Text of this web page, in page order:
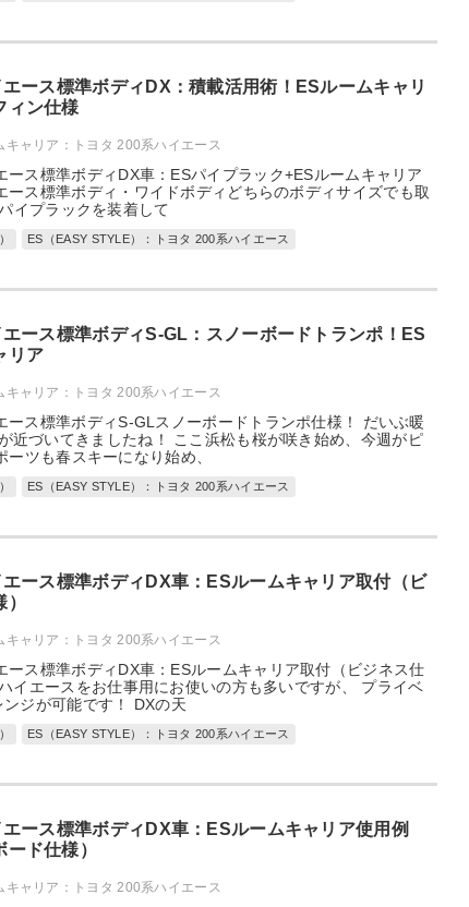
ース標準ボディDX：積載活用術！ESルームキャリ
ィン仕様
キャリア：トヨタ 200系ハイエース
ース標準ボディDX車：ESパイプラック+ESルームキャリア
ース標準ボディ・ワイドボディどちらのボディサイズでも取
イプラックを装着して
ES（EASY STYLE）：トヨタ 200系ハイエース
ース標準ボディS-GL：スノーボードトランポ！ES
リア
キャリア：トヨタ 200系ハイエース
ース標準ボディS-GLスノーボードトランポ仕様！ だいぶ暖
近づいてきましたね！ ここ浜松も桜が咲き始め、今週がピ
ツも春スキーになり始め、
ES（EASY STYLE）：トヨタ 200系ハイエース
ース標準ボディDX車：ESルームキャリア取付（ビ
キャリア：トヨタ 200系ハイエース
ース標準ボディDX車：ESルームキャリア取付（ビジネス仕
イエースをお仕事用にお使いの方も多いですが、 プライベ
ジが可能です！ DXの天
ES（EASY STYLE）：トヨタ 200系ハイエース
ース標準ボディDX車：ESルームキャリア使用例
ード仕様）
キャリア：トヨタ 200系ハイエース